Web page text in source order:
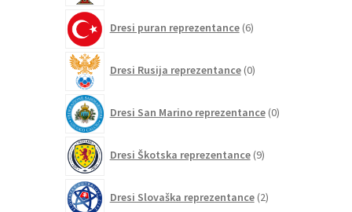
Dresi puran reprezentance 6izdelkov
Dresi Rusija reprezentance 0izdelkov
Dresi San Marino reprezentance 0izdelkov
Dresi Škotska reprezentance 9izdelkov
Dresi Slovaška reprezentance 2izdelka